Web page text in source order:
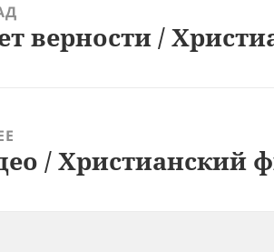
верности /
/ Христианский